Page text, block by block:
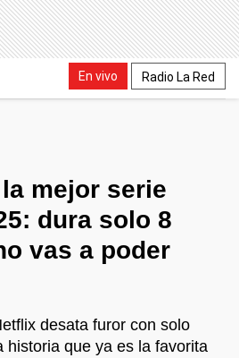
En vivo Radio La Red
mejor serie
dura solo 8
vas a poder
desata furor con solo
historia que ya es la favorita